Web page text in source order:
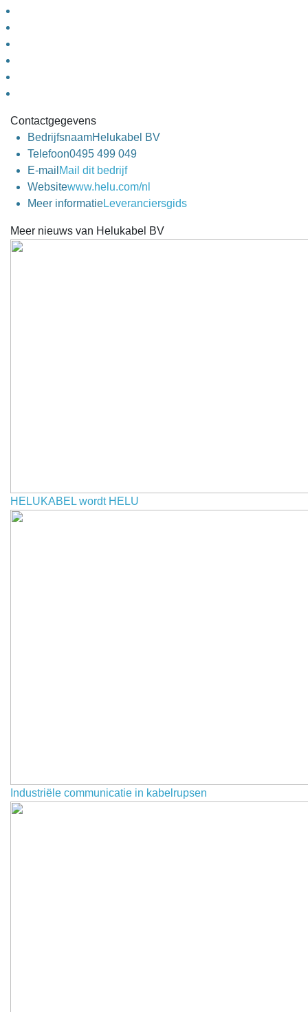
Contactgegevens
BedrijfsnaamHelukabel BV
Telefoon0495 499 049
E-mail Mail dit bedrijf
Websitewww.helu.com/nl
Meer informatieLeveranciersgids
Meer nieuws van Helukabel BV
HELUKABEL wordt HELU
Industriële communicatie in kabelrupsen